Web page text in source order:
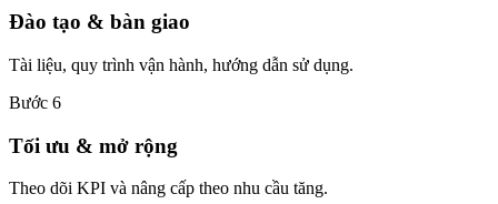
Đào tạo & bàn giao
Tài liệu, quy trình vận hành, hướng dẫn sử dụng.
Bước 6
Tối ưu & mở rộng
Theo dõi KPI và nâng cấp theo nhu cầu tăng.